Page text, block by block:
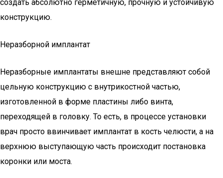
создать абсолютно герметичную, прочную и устойчивую
конструкцию.
Неразборной имплантат
Неразборные имплантаты внешне представляют собой
цельную конструкцию с внутрикостной частью,
изготовленной в форме пластины либо винта,
переходящей в головку. То есть, в процессе установки
врач просто ввинчивает имплантат в кость челюсти, а на
верхнюю выступающую часть происходит постановка
коронки или моста.